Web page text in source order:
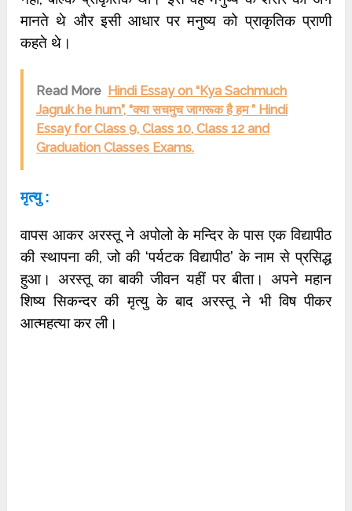
मानते थे और इसी आधार पर मनुष्य को प्राकृतिक प्राणी
कहते थे।
Read More Hindi Essay on “Kya Sachmuch
Jagruk he hum”, “क्या सचमुच जागरूक है हम ” Hindi
Essay for Class 9, Class 10, Class 12 and
Graduation Classes Exams.
मृत्यु :
वापस आकर अरस्तू ने अपोलो के मन्दिर के पास एक विद्यापीठ
की स्थापना की, जो की ‘पर्यटक विद्यापीठ’ के नाम से प्रसिद्ध
हुआ। अरस्तू का बाकी जीवन यहीं पर बीता। अपने महान
शिष्य सिकन्दर की मृत्यु के बाद अरस्तू ने भी विष पीकर
आत्महत्या कर ली।